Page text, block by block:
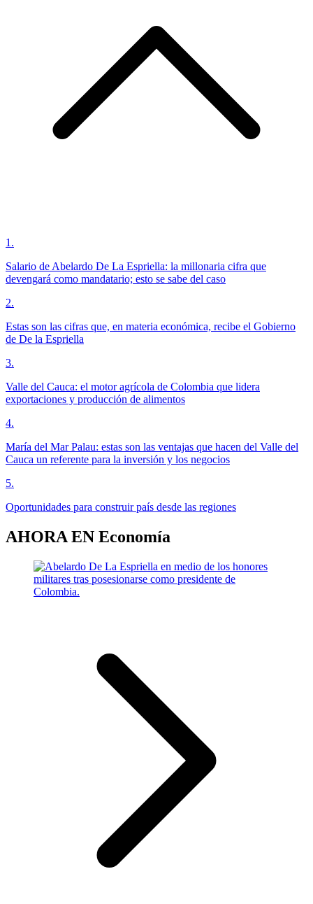
1 .
Salario de Abelardo De La Espriella: la millonaria cifra que
devengará como mandatario; esto se sabe del caso
2.
Estas son las cifras que, en materia económica, recibe el Gobierno
de De la Espriella
3.
Valle del Cauca: el motor agrícola de Colombia que lidera
exportaciones y producción de alimentos
4.
María del Mar Palau: estas son las ventajas que hacen del Valle del
Cauca un referente para la inversión y los negocios
5.
Oportunidades para construir país desde las regiones
AHORA EN Economía